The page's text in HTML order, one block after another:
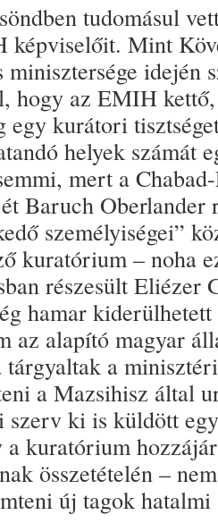
tudomásul
képviselőit. Mint
idején
hogy az EMIH
egy kurátori
helyek számát
mert a
Baruch Oberlander
személyiségei”
kuratórium – noha
részesült Eliézer
hamar
az alapító magyar
a
a Mazsihisz által
szerv ki is küldött
a kuratórium
összetételén –
új tagok